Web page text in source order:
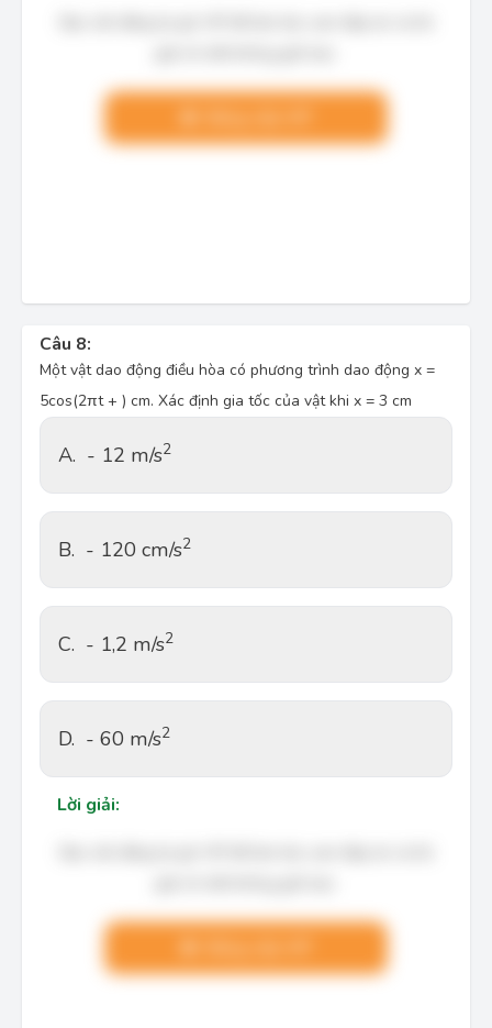
Câu 8:
Một vật dao động điều hòa có phương trình dao động x =
5cos(2πt + ) cm. Xác định gia tốc của vật khi x = 3 cm
A. - 12 m/s2
B. - 120 cm/s2
C. - 1,2 m/s2
D. - 60 m/s2
Lời giải: